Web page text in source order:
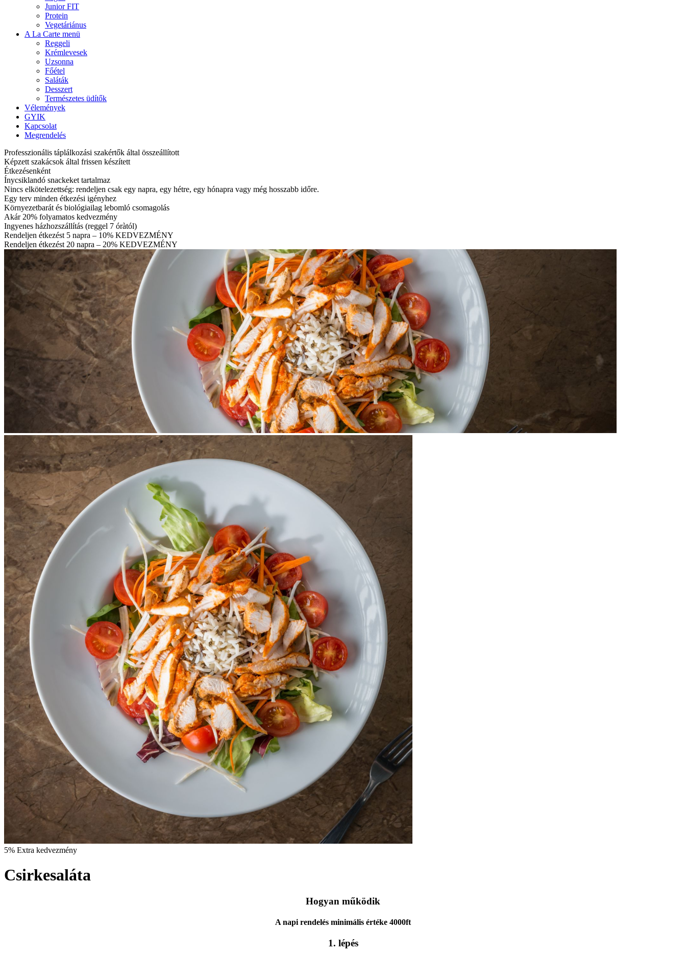
Junior FIT
Protein
Vegetáriánus
A La Carte menü
Reggeli
Krémlevesek
Uzsonna
Főétel
Saláták
Desszert
Természetes üdítők
Vélemények
GYIK
Kapcsolat
Megrendelés
Professzionális táplálkozási szakértők által összeállított
Képzett szakácsok által frissen készített
Étkezésenként
Ínycsiklandó snackeket tartalmaz
Nincs elkötelezettség: rendeljen csak egy napra, egy hétre, egy hónapra vagy még hosszabb időre.
Egy terv minden étkezési igényhez
Környezetbarát és biológiailag lebomló csomagolás
Akár 20% folyamatos kedvezmény
Ingyenes házhozszállítás (reggel 7 óràtól)
Rendeljen étkezést 5 napra – 10% KEDVEZMÉNY
Rendeljen étkezést 20 napra – 20% KEDVEZMÉNY
5% Extra kedvezmény
Csirkesaláta
Hogyan működik
A napi rendelés minimális értéke 4000ft
1. lépés